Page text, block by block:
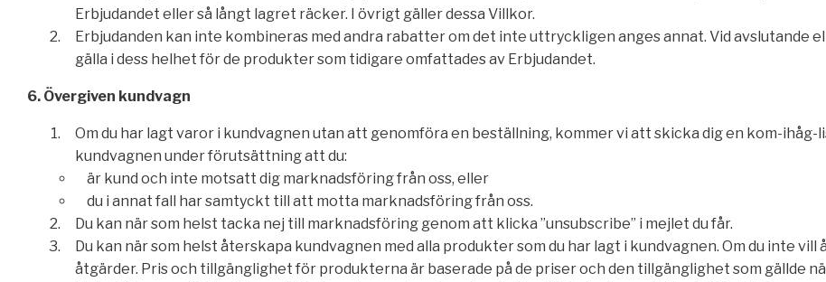
Erbjudandet eller så långt lagret räcker. I övrigt gäller dessa Villkor.
Erbjudanden kan inte kombineras med andra rabatter om det inte uttryckligen anges annat. Vid avslutande
gälla i dess helhet för de produkter som tidigare omfattades av Erbjudandet.
6. Övergiven kundvagn
Om du har lagt varor i kundvagnen utan att genomföra en beställning, kommer vi att skicka dig en kom-
kundvagnen under förutsättning att du:
är kund och inte motsatt dig marknadsföring från oss, eller
du i annat fall har samtyckt till att motta marknadsföring från oss.
Du kan när som helst tacka nej till marknadsföring genom att klicka ”unsubscribe” i mejlet du får.
Du kan när som helst återskapa kundvagnen med alla produkter som du har lagt i kundvagnen. Om du inte
åtgärder. Pris och tillgänglighet för produkterna är baserade på de priser och den tillgänglighet som gällde